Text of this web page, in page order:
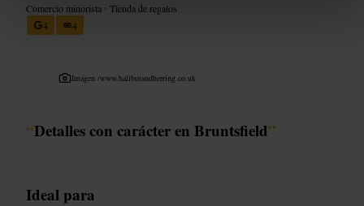
Comercio minorista •Tienda de regalos
4
4
Imagen /www.halibutandherring.co.uk
“Detalles con carácter en Bruntsfield”
Ideal para